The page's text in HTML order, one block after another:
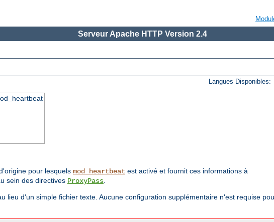
Serveur Apache HTTP Version 2.4
Langues Disponibles:
pour lesquels mod_heartbeat est activé et fournit ces informations à
sein des directives ProxyPass.
lieu d'un simple fichier texte. Aucune configuration supplémentaire n'est requise